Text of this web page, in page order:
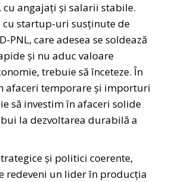
cu angajați și salarii stabile.
cu startup-uri susținute de
PNL, care adesea se soldează
și nu aduc valoare
trebuie să înceteze. În
afaceri temporare și importuri
să investim în afaceri solide
la dezvoltarea durabilă a
și politici coerente,
redeveni un lider în producția